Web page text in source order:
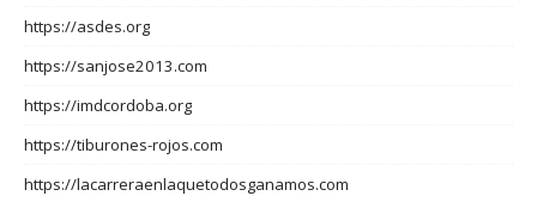
https://asdes.org
https://sanjose2013.com
https://imdcordoba.org
https://tiburones-rojos.com
https://lacarreraenlaquetodosganamos.com